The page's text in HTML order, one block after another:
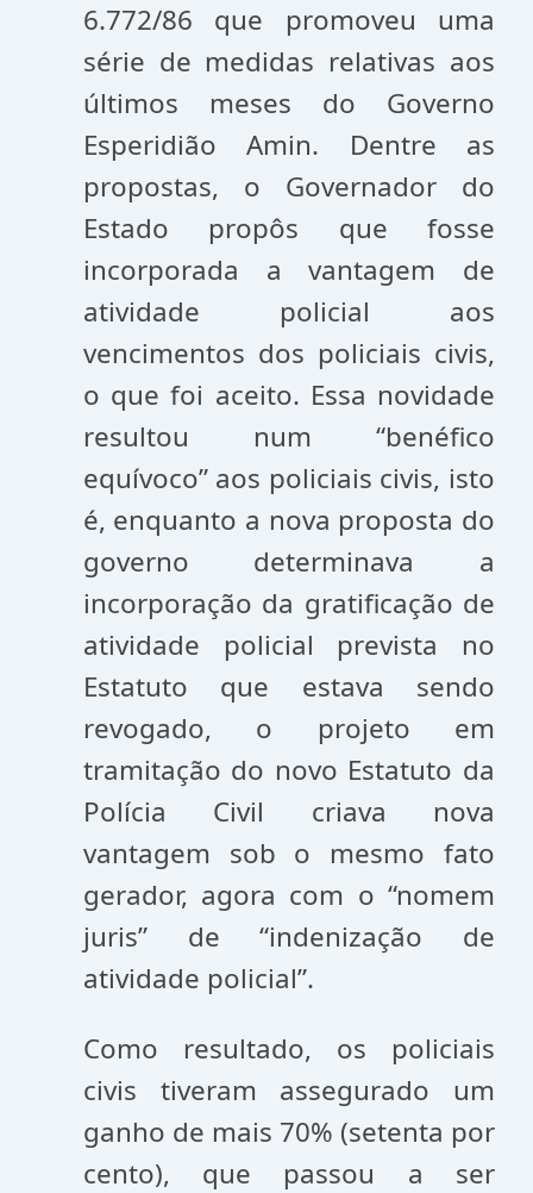
6.772/86 que promoveu uma
série de medidas relativas aos
últimos meses do Governo
Esperidião Amin. Dentre as
propostas, o Governador do
Estado propôs que fosse
incorporada a vantagem de
atividade policial aos
vencimentos dos policiais civis,
o que foi aceito. Essa novidade
resultou num “benéfico
equívoco” aos policiais civis, isto
é, enquanto a nova proposta do
governo determinava a
incorporação da gratificação de
atividade policial prevista no
Estatuto que estava sendo
revogado, o projeto em
tramitação do novo Estatuto da
Polícia Civil criava nova
vantagem sob o mesmo fato
gerador, agora com o “nomem
juris” de “indenização de
atividade policial”.
Como resultado, os policiais
civis tiveram assegurado um
ganho de mais 70% (setenta por
cento), que passou a ser